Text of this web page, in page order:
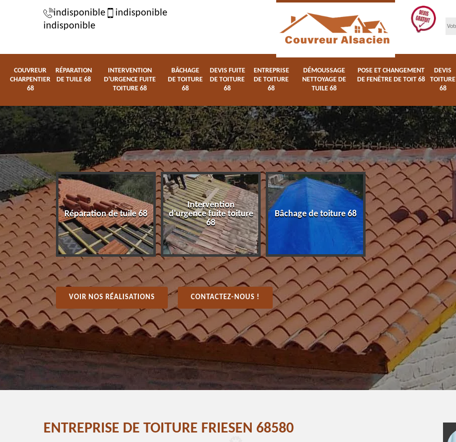
indisponible
indisponible
indisponible
COUVREUR
CHARPENTIER
68
RÉPARATION
DE TUILE 68
INTERVENTION
D'URGENCE FUITE
TOITURE 68
BÂCHAGE
DE TOITURE
68
DEVIS FUITE
DE TOITURE
68
ENTREPRISE
DE TOITURE
68
DÉMOUSSAGE
NETTOYAGE DE
TUILE 68
POSE ET CHANGEMENT
DE FENÊTRE DE TOIT 68
DEVIS
TOITURE
68
Réparation de tuile 68
Intervention
d'urgence fuite toiture
68
Bâchage de toiture 68
Devis fuite de toiture
68
VOIR NOS RÉALISATIONS CONTACTEZ-NOUS !
ENTREPRISE DE TOITURE FRIESEN 68580